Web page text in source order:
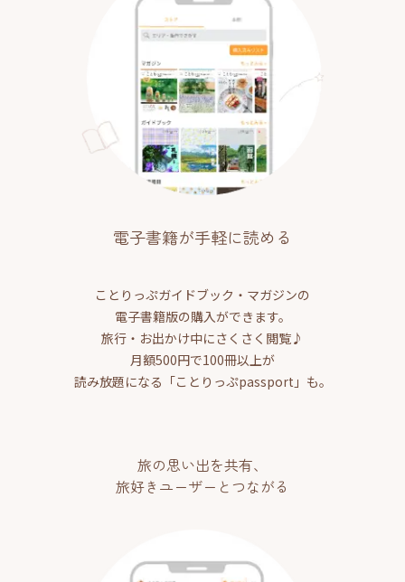
電子書籍が手軽に読める
ことりっぷガイドブック・マガジンの
電子書籍版の購入ができます。
旅行・お出かけ中にさくさく閲覧♪
月額500円で100冊以上が
読み放題になる「ことりっぷpassport」も。
旅の思い出を共有、
旅好きユーザーとつながる